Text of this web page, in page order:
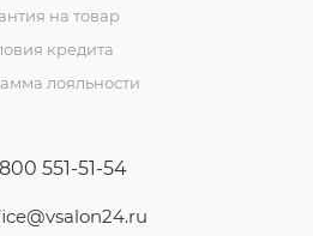
на товар
кредита
лояльности
551-51-54